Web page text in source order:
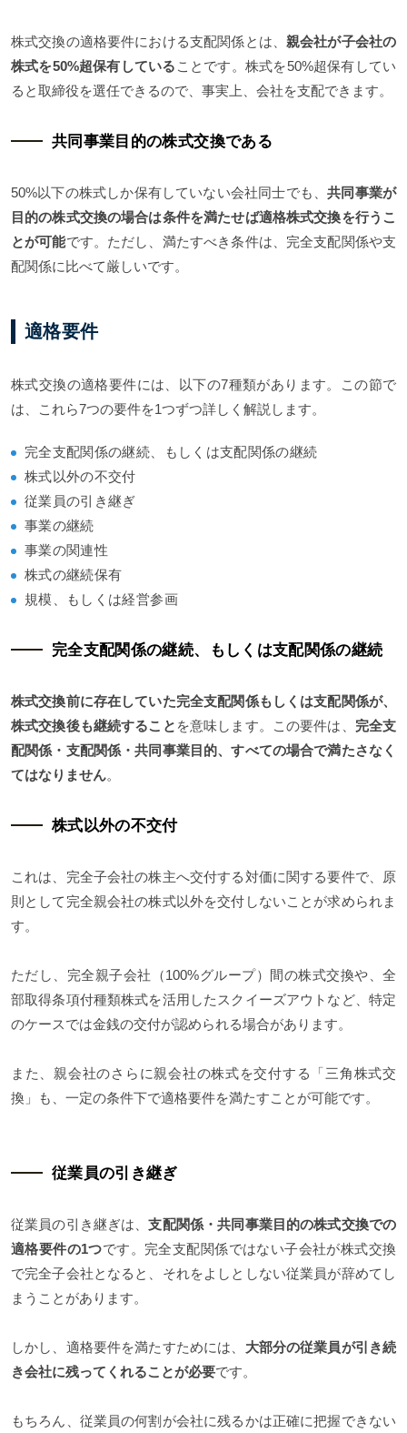
株式交換の適格要件における支配関係とは、 親会社が子会社の
株式を50%超保有している ことです。株式を50%超保有してい
ると取締役を選任できるので、事実上、会社を支配できます。
共同事業目的の株式交換である
50%以下の株式しか保有していない会社同士でも、共同事業が
目的の株式交換の場合は条件を満たせば適格株式交換を行うこ
とが可能です。ただし、満たすべき条件は、完全支配関係や支
配関係に比べて厳しいです。
適格要件
株式交換の適格要件には、以下の7種類があります。この節で
は、これら7つの要件を1つずつ詳しく解説します。
完全支配関係の継続、もしくは支配関係の継続
株式以外の不交付
従業員の引き継ぎ
事業の継続
事業の関連性
株式の継続保有
規模、もしくは経営参画
完全支配関係の継続、もしくは支配関係の継続
株式交換前に存在していた完全支配関係もしくは支配関係が、
株式交換後も継続すること を意味します。この要件は、 完全支
配関係・支配関係・共同事業目的、すべての場合で満たさなく
てはなりません。
株式以外の不交付
これは、完全子会社の株主へ交付する対価に関する要件で、原
則として完全親会社の株式以外を交付しないことが求められま
す。
ただし、完全親子会社（100%グループ）間の株式交換や、全
部取得条項付種類株式を活用したスクイーズアウトなど、特定
のケースでは金銭の交付が認められる場合があります。
また、親会社のさらに親会社の株式を交付する「三角株式交
換」も、一定の条件下で適格要件を満たすことが可能です。
従業員の引き継ぎ
従業員の引き継ぎは、支配関係・共同事業目的の株式交換での
適格要件の1つです。完全支配関係ではない子会社が株式交換
で完全子会社となると、それをよしとしない従業員が辞めてし
まうことがあります。
しかし、適格要件を満たすためには、 大部分の従業員が引き続
き会社に残ってくれることが必要です。
もちろん、従業員の何割が会社に残るかは正確に把握できない